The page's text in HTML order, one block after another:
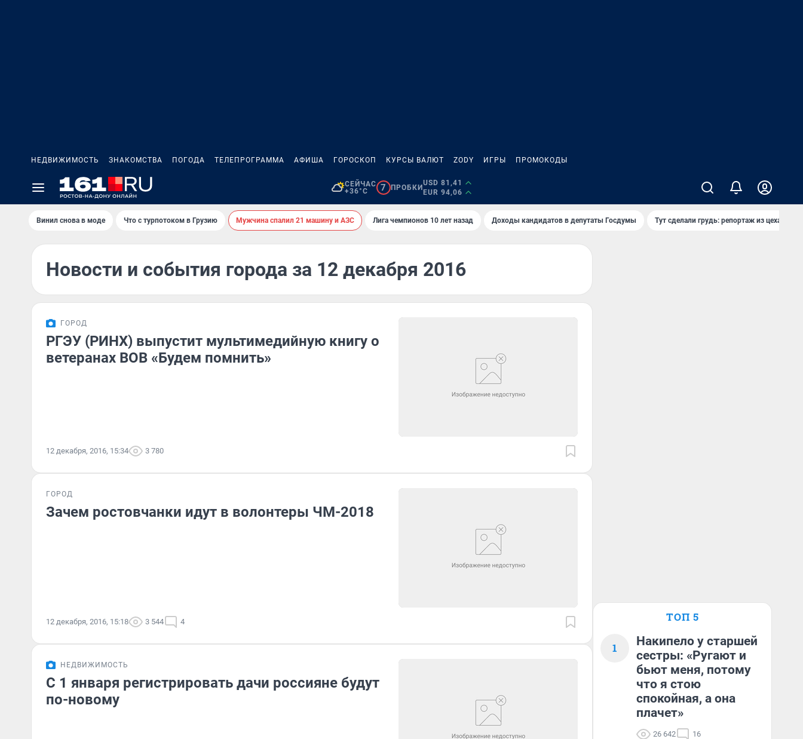
НЕДВИЖИМОСТЬ ЗНАКОМСТВА ПОГОДА ТЕЛЕПРОГРАММА АФИША ГОРОСКОП КУРСЫ ВАЛЮТ ZODY ИГРЫ ПРОМОКОДЫ
СЕЙЧАС
+36°C
7 ПРОБКИ
USD 81,41
EUR 94,06
Винил снова в моде Что с турпотоком в Грузию Мужчина спалил 21 машину и АЗС Лига чемпионов 10 лет назад Доходы кандидатов в депутаты Госдумы Тут сделали грудь: репортаж из цеха
Новости и события города за 12 декабря 2016
ГОРОД
РГЭУ (РИНХ) выпустит мультимедийную книгу о
ветеранах ВОВ «Будем помнить»
12 декабря, 2016, 15:34 3 780
ГОРОД
Зачем ростовчанки идут в волонтеры ЧМ-2018
12 декабря, 2016, 15:18 3 544 4
НЕДВИЖИМОСТЬ
С 1 января регистрировать дачи россияне будут
по-новому
ТОП 5
1
Накипело у старшей
сестры: «Ругают и
бьют меня, потому
что я стою
спокойная, а она
плачет»
26 642 16